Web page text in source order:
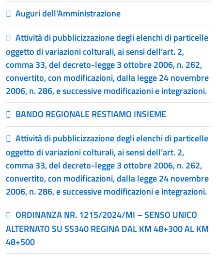
Auguri dell’Amministrazione
Attività di pubblicizzazione degli elenchi di particelle
oggetto di variazioni colturali, ai sensi dell’art. 2,
comma 33, del decreto-legge 3 ottobre 2006, n. 262,
convertito, con modificazioni, dalla legge 24 novembre
2006, n. 286, e successive modificazioni e integrazioni.
BANDO REGIONALE RESTIAMO INSIEME
Attività di pubblicizzazione degli elenchi di particelle
oggetto di variazioni colturali, ai sensi dell’art. 2,
comma 33, del decreto-legge 3 ottobre 2006, n. 262,
convertito, con modificazioni, dalla legge 24 novembre
2006, n. 286, e successive modificazioni e integrazioni.
ORDINANZA NR. 1215/2024/MI – SENSO UNICO
ALTERNATO SU SS340 REGINA DAL KM 48+300 AL KM
48+500